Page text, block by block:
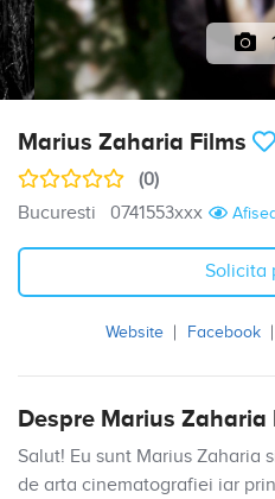
Marius Zaharia Films
(0)
Bucuresti
0741553xxx
Solicita
Website Facebook
Despre Marius Zaharia
Salut! Eu sunt Marius Zaharia
de arta cinematografiei iar